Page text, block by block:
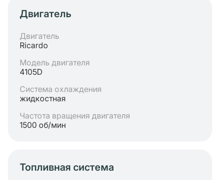
Двигатель
Двигатель
Ricardo
Модель двигателя
4105D
Система охлаждения
жидкостная
Частота вращения двигателя
1500 об/мин
Топливная система